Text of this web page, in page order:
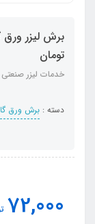
تومان
خدمات لیزر صنعتی برای
دسته : برش ورق
72,000